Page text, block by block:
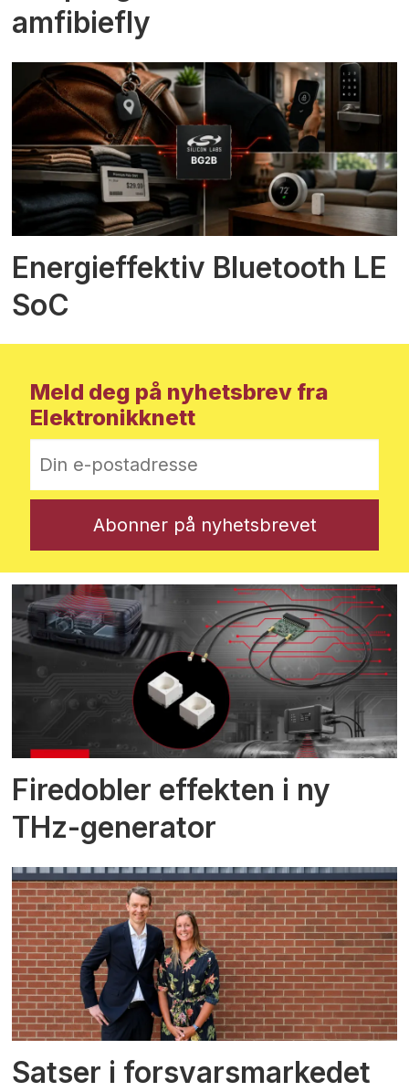
amfibiefly
Energieffektiv Bluetooth LE
SoC
Meld deg på nyhetsbrev fra
Elektronikknett
Firedobler effekten i ny
THz-generator
Satser i forsvarsmarkedet